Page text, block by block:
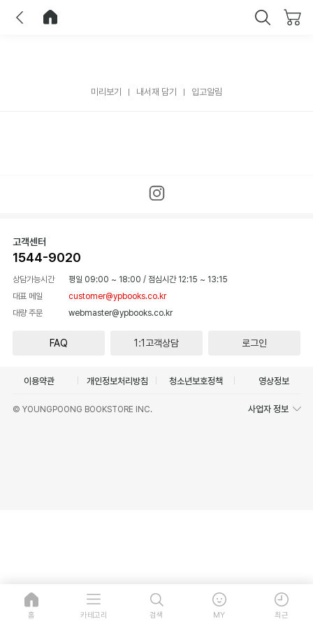
미리보기 내서재 담기 입고알림
고객센터
1544-9020
상담가능시간 평일 09:00 ~ 18:00 / 점심시간 12:15 ~ 13:15
대표 메일
customer@ypbooks.co.kr
대량 주문
webmaster@ypbooks.co.kr
FAQ 1:1고객상담 로그인
이용약관 개인정보처리방침 청소년보호정책 영상정보
© YOUNGPOONG BOOKSTORE INC. 사업자 정보
홈 카테고리 검색 MY 최근